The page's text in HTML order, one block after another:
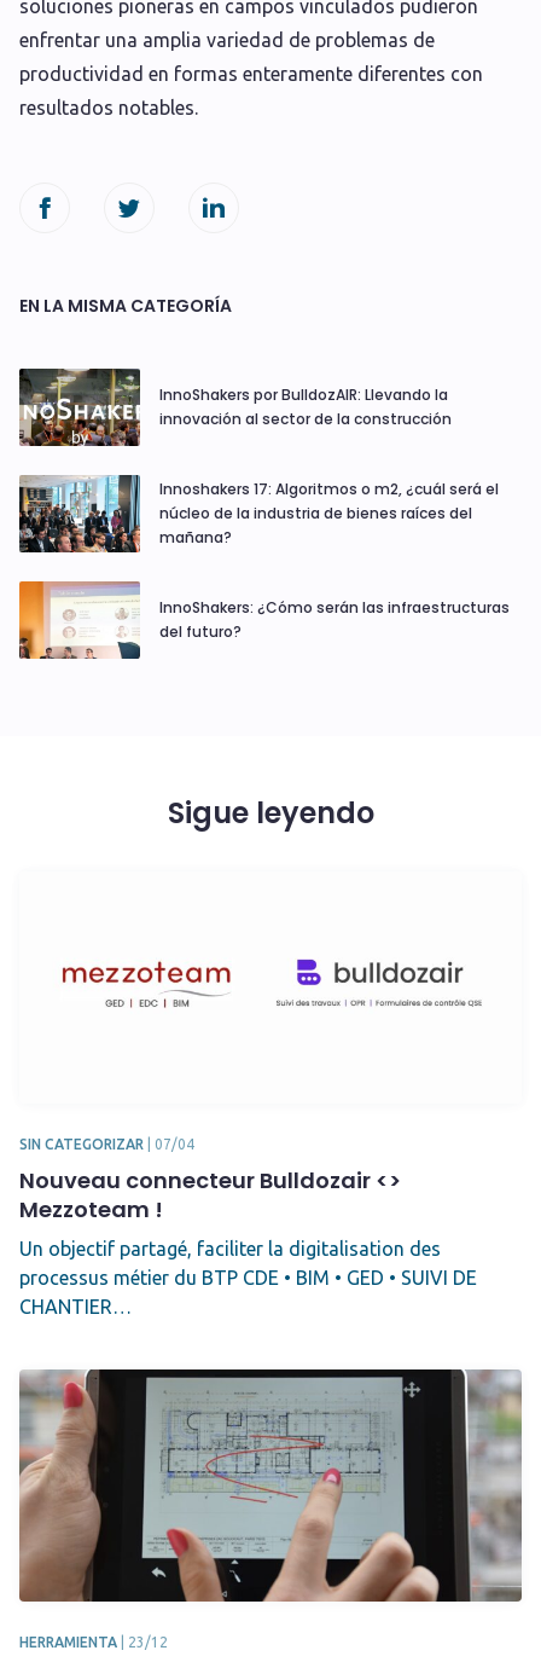
soluciones pioneras en campos vinculados pudieron
enfrentar una amplia variedad de problemas de
productividad en formas enteramente diferentes con
resultados notables.
EN LA MISMA CATEGORÍA
InnoShakers por BulldozAIR: Llevando la
innovación al sector de la construcción
Innoshakers 17: Algoritmos o m2, ¿cuál será el
núcleo de la industria de bienes raíces del
mañana?
InnoShakers: ¿Cómo serán las infraestructuras
del futuro?
Sigue leyendo
SIN CATEGORIZAR 07/04
Nouveau connecteur Bulldozair <>
Mezzoteam !
Un objectif partagé, faciliter la digitalisation des
processus métier du BTP CDE • BIM • GED • SUIVI DE
CHANTIER…
HERRAMIENTA 23/12